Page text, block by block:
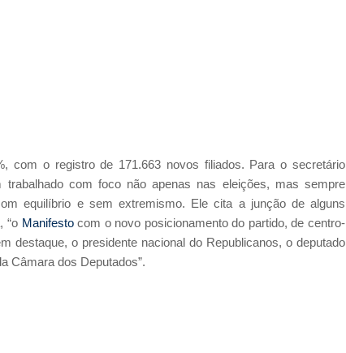
com o registro de 171.663 novos filiados. Para o secretário
com foco não apenas nas eleições, mas sempre
equilíbrio e sem extremismo. Ele cita a junção de alguns
“o Manifestocom o novo posicionamento do partido, de centro-
destaque, o presidente nacional do Republicanos, o deputado
Câmara dos Deputados”.